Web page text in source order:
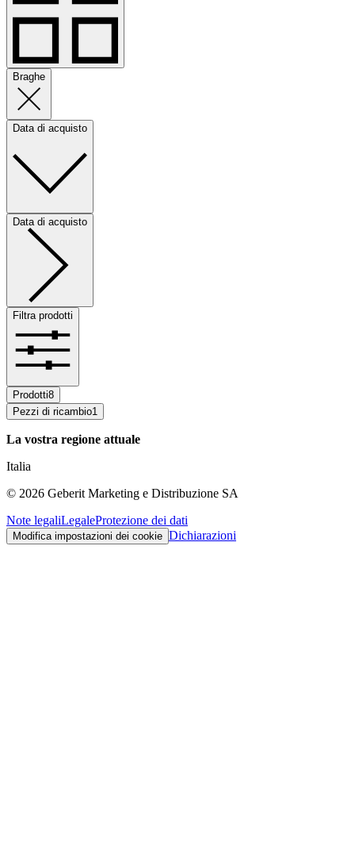
Braghe
Data di acquisto
Data di acquisto
Filtra prodotti
Prodotti8
Pezzi di ricambio1
La vostra regione attuale
Italia
© 2026 Geberit Marketing e Distribuzione SA
Note legaliLegaleProtezione dei dati
Modifica impostazioni dei cookie Dichiarazioni